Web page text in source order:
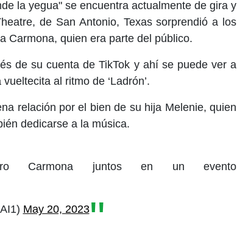
la yegua" se encuentra actualmente de gira y
de San Antonio, Texas sorprendió a los
Carmona, quien era parte del público.
de su cuenta de TikTok y ahí se puede ver a
al ritmo de ‘Ladrón’.
relación por el bien de su hija Melenie, quien
dedicarse a la música.
Carmona juntos en un evento
May 20, 2023